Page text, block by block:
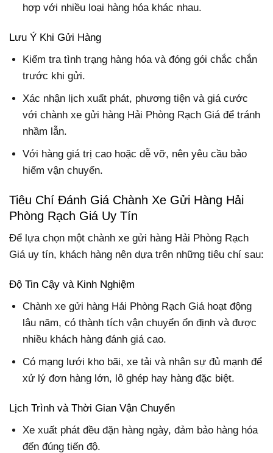
hợp với nhiều loại hàng hóa khác nhau.
Lưu Ý Khi Gửi Hàng
Kiểm tra tình trạng hàng hóa và đóng gói chắc chắn
trước khi gửi.
Xác nhận lịch xuất phát, phương tiện và giá cước
với chành xe gửi hàng Hải Phòng Rạch Giá để tránh
nhầm lẫn.
Với hàng giá trị cao hoặc dễ vỡ, nên yêu cầu bảo
hiểm vận chuyển.
Tiêu Chí Đánh Giá Chành Xe Gửi Hàng Hải
Phòng Rạch Giá Uy Tín
Để lựa chọn một chành xe gửi hàng Hải Phòng Rạch
Giá uy tín, khách hàng nên dựa trên những tiêu chí sau:
Độ Tin Cậy và Kinh Nghiệm
Chành xe gửi hàng Hải Phòng Rạch Giá hoạt động
lâu năm, có thành tích vận chuyển ổn định và được
nhiều khách hàng đánh giá cao.
Có mạng lưới kho bãi, xe tải và nhân sự đủ mạnh để
xử lý đơn hàng lớn, lô ghép hay hàng đặc biệt.
Lịch Trình và Thời Gian Vận Chuyển
Xe xuất phát đều đặn hàng ngày, đảm bảo hàng hóa
đến đúng tiến độ.